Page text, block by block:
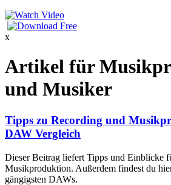
x
Artikel für
und Musiker
Tipps zu Recording und
DAW Vergleich
Dieser Beitrag liefert Tipps und Einblicke
Musikproduktion. Außerdem findest du
gängigsten DAWs.